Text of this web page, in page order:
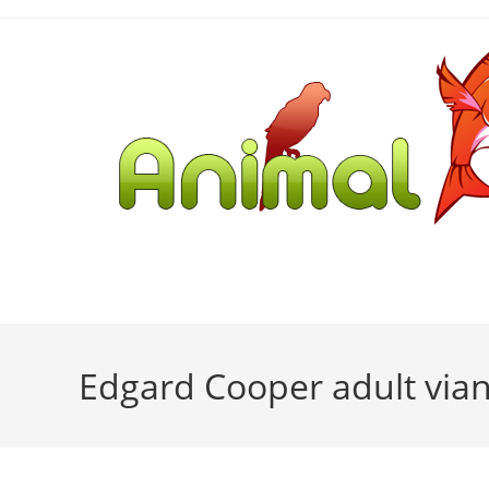
Edgard Cooper adult